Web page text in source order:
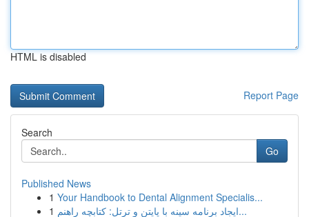
HTML is disabled
Report Page
Search
Go
Published News
1 Your Handbook to Dental Alignment Specialis...
1
ایجاد برنامه سینه با پایتن و ترتل: کتابچه راهنم...